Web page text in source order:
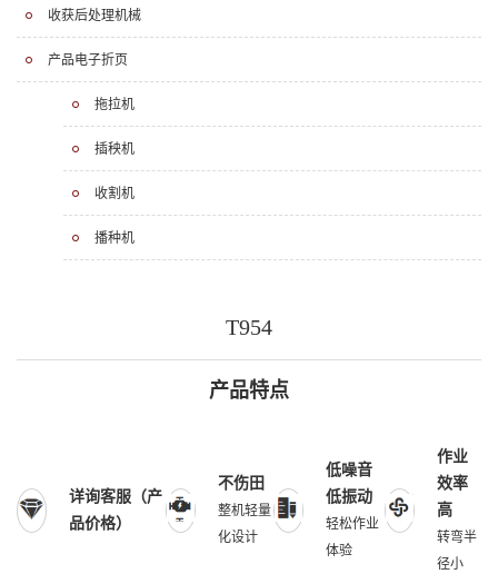
收获后处理机械
产品电子折页
拖拉机
插秧机
收割机
播种机
T954
产品特点
详询客服（产
品价格）
不伤田
整机轻量
化设计
低噪音
低振动
轻松作业
体验
作业
效率
高
转弯半
径小